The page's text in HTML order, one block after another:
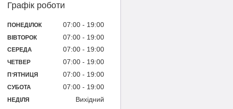
Графік роботи
ПОНЕДІЛОК 07:00 19:00
ВІВТОРОК 07:00 19:00
СЕРЕДА 07:00 19:00
ЧЕТВЕР 07:00 19:00
ПʼЯТНИЦЯ 07:00 19:00
СУБОТА 07:00 19:00
НЕДІЛЯ Вихідний